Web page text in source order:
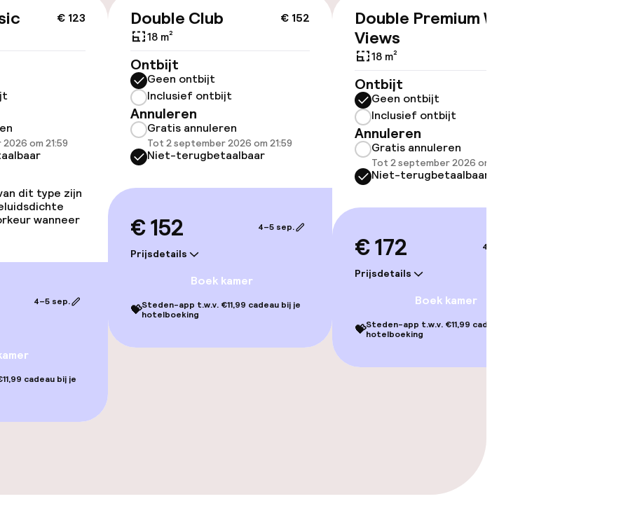
kamers
€ 123
om 21:59
dit type zijn
wanneer
4–5 sep.
cadeau bij je
€ 152
Double Club
18 m²
Ontbijt
Geen ontbijt
Inclusief ontbijt
Annuleren
Gratis annuleren
Tot 2 september 2026 om 21:59
Niet-terugbetaalbaar
€ 152
Prijsdetails
4–5 sep.
Boek kamer
💝Steden-app t.w.v. €11,99 cadeau bij je
hotelboeking
Double Premium With
Views
18 m²
Ontbijt
Geen ontbijt
Inclusief ontbijt
Annuleren
Gratis annuleren
Tot 2 september 2026 om 21:59
Niet-terugbetaalbaar
€ 172
Prijsdetails
4–5 sep.
Boek kamer
💝Steden-app t.w.v. €11,99 cadeau bij je
hotelboeking